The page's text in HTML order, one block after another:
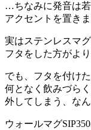
…ちなみに発音は
アクセントを置きま
実はステンレスマ
フタをした方がよ
でも、フタを付け
何となく飲みづら
外してしまう、な
ウォールマグ